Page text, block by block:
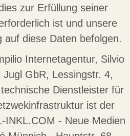
zur Erfüllung seiner
ist und unsere
auf diese Daten befolgen.
Internetagentur, Silvio
GbR, Lessingstr. 4,
Dienstleister für
ist der
INKL.COM - Neue Medien